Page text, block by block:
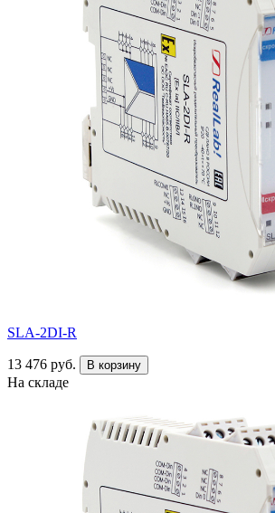
SLA-2DI-R
13 476 руб. В корзину
На складе